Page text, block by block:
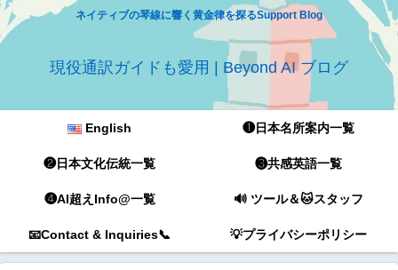
ネイティブの琴線に響く黄金律を探るSupport Blog
現役通訳ガイドも愛用 | Beyond AI ブログ
English ❶日本名所案内一覧
❷日本文化伝統一覧 ❸共感英語一覧
❹AI超えInfo@一覧 🔊 ツール＆🐱スタッフ
📧Contact & Inquiries📞 💡プライバシーポリシー